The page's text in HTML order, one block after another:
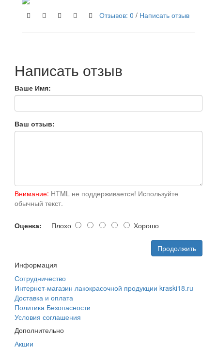
Отзывов: 0 / Написать отзыв
Написать отзыв
Ваше Имя:
Ваш отзыв:
Внимание: HTML не поддерживается! Используйте
обычный текст.
Оценка: Плохо Хорошо
Продолжить
Информация
Сотрудничество
Интернет-магазин лакокрасочной продукции kraski18.ru
Доставка и оплата
Политика Безопасности
Условия соглашения
Дополнительно
Акции